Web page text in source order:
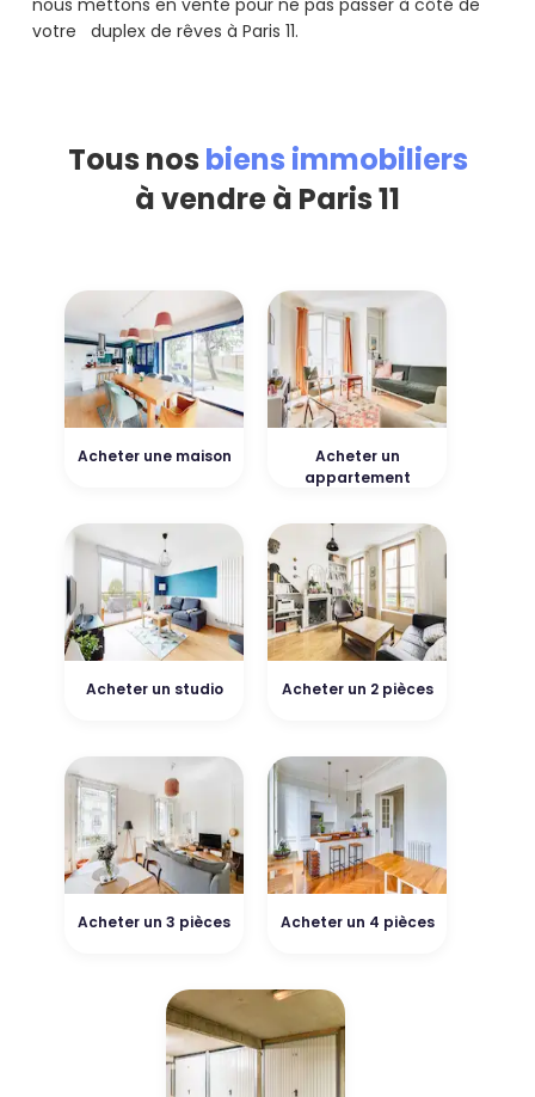
nous mettons en vente pour ne pas passer à côté de
votre duplex de rêves à Paris 11.
Tous nos biens immobiliers
à vendre à Paris 11
Acheter une maison
Acheter un
appartement
Acheter un studio Acheter un 2 pièces
Acheter un 3 pièces Acheter un 4 pièces